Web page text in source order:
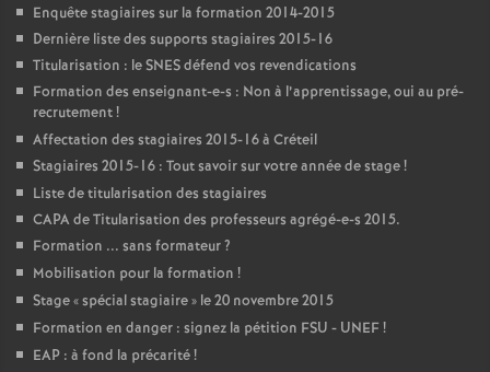
Enquête stagiaires sur la formation 2014-2015
Dernière liste des supports stagiaires 2015-16
Titularisation : leSNESdéfend vos revendications
Formation des enseignant-e-s : Non à l’apprentissage, oui au pré-
recrutement!
Affectation des stagiaires 2015-16 à Créteil
Stagiaires 2015-16 : Tout savoir sur votre année de stage!
Liste de titularisation des stagiaires
CAPAde Titularisation des professeurs agrégé-e-s 2015.
Formation ... sans formateur?
Mobilisation pour la formation !
Stage «spécial stagiaire» le 20 novembre 2015
Formation en danger : signez la pétition FSU - UNEF!
EAP : à fond la précarité!